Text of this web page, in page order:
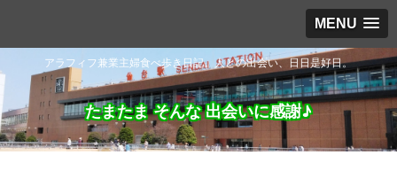
MENU
アラフィフ兼業主婦食べ歩き日記。人との出会い、日日是好日。
たまたま そんな 出会いに感謝♪